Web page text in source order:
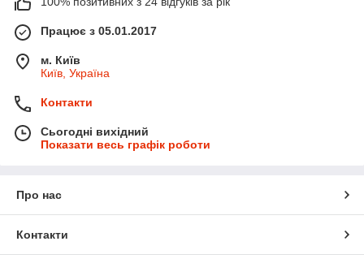
Працює з 05.01.2017
м. Київ
Київ, Україна
Контакти
Сьогодні вихідний
Показати весь графік роботи
Про нас
Контакти